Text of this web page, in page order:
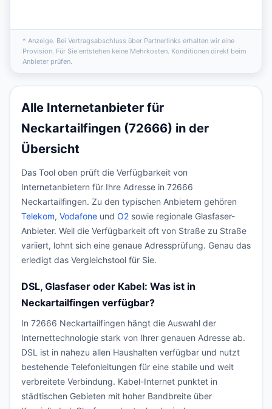
* Anzeige. Bei Vertragsabschluss über Partnerlinks erhalten wir eine
Provision. Für Sie entstehen keine Mehrkosten. Konditionen direkt beim
Anbieter prüfen.
Alle Internetanbieter für
Neckartailfingen (72666) in der
Übersicht
Das Tool oben prüft die Verfügbarkeit von
Internetanbietern für Ihre Adresse in 72666
Neckartailfingen. Zu den typischen Anbietern gehören
Telekom, Vodafone und O2 sowie regionale Glasfaser-
Anbieter. Weil die Verfügbarkeit oft von Straße zu Straße
variiert, lohnt sich eine genaue Adressprüfung. Genau das
erledigt das Vergleichstool für Sie.
DSL, Glasfaser oder Kabel: Was ist in
Neckartailfingen verfügbar?
In 72666 Neckartailfingen hängt die Auswahl der
Internettechnologie stark von Ihrer genauen Adresse ab.
DSL ist in nahezu allen Haushalten verfügbar und nutzt
bestehende Telefonleitungen für eine stabile und weit
verbreitete Verbindung. Kabel-Internet punktet in
städtischen Gebieten mit hoher Bandbreite über